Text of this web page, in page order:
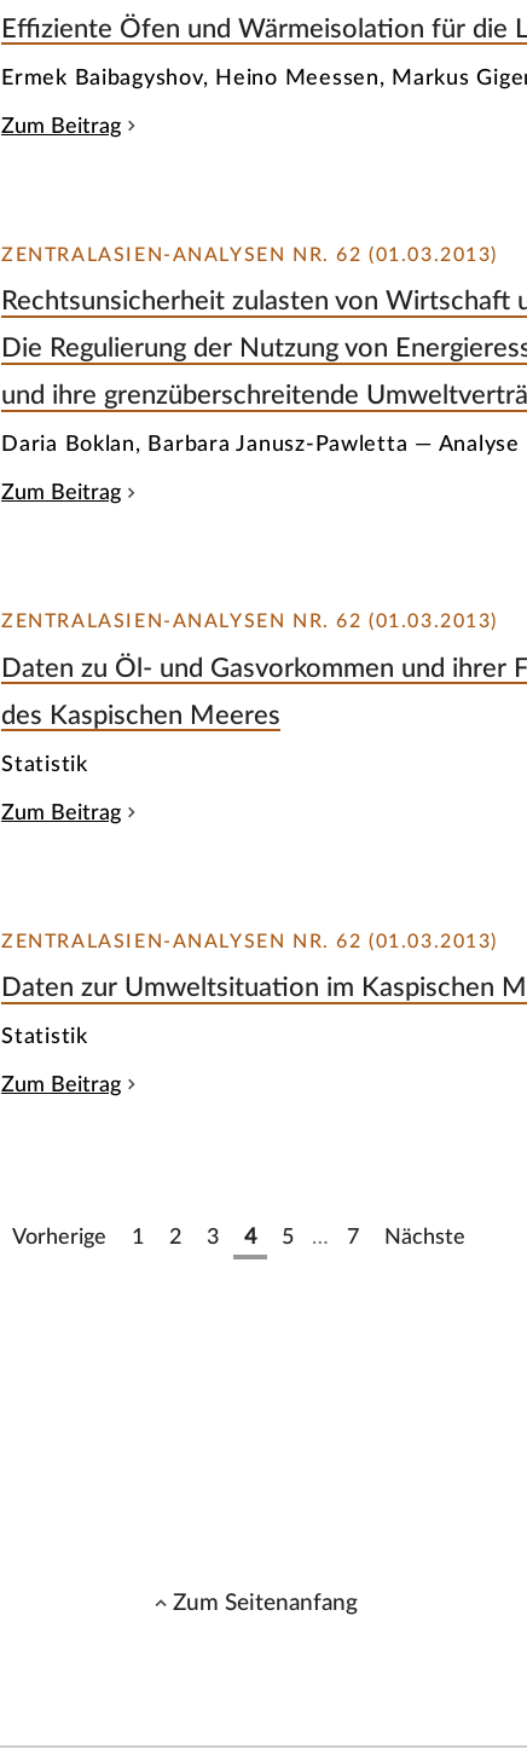
Effiziente Öfen und Wärmeisolation für die
Ermek Baibagyshov, Heino Meessen, Markus
Zum Beitrag
ZENTRALASIEN-ANALYSEN NR. 62 (01.03.2013)
Rechtsunsicherheit zulasten von Wirtschaft
Die Regulierung der Nutzung von
und ihre grenzüberschreitende
Daria Boklan, Barbara Janusz-Pawletta — Analyse
Zum Beitrag
ZENTRALASIEN-ANALYSEN NR. 62 (01.03.2013)
Daten zu Öl- und Gasvorkommen und ihrer
des Kaspischen Meeres
Statistik
Zum Beitrag
ZENTRALASIEN-ANALYSEN NR. 62 (01.03.2013)
Daten zur Umweltsituation im Kaspischen
Statistik
Zum Beitrag
Vorherige 1 2 3 4 5 … 7 Nächste
Zum Seitenanfang